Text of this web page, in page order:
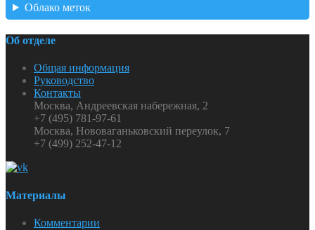
Облако меток
Об отделе
Общая информация
Руководство
Контакты
Москва, Андреевская набережная, 2
+7 (495) 781-97-61
Москва, Нововаганьковский переулок, 7
+7 (499) 252-47-12
Материалы
Комментарии